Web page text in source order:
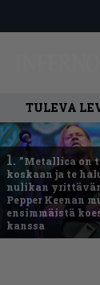
TULEVA
1. ”Metallica on
koskaan ja te
nulikan
Pepper Keenan
ensimmäistä
kanssa